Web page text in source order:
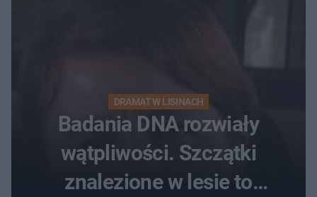
DRAMAT W LISINACH
Badania DNA rozwiały
wątpliwości. Szczątki
znalezione w lesie to